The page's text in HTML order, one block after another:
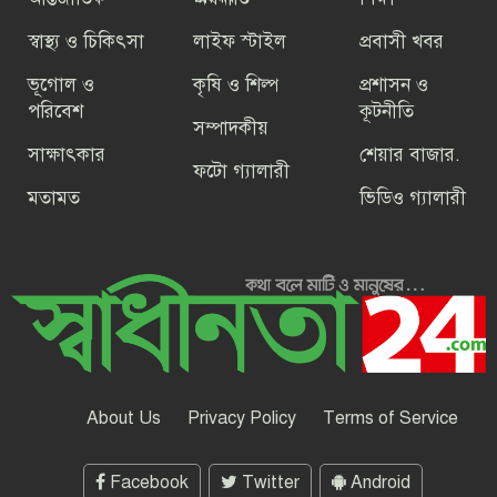
বিএনপি এবং ১১ টি অঙ্গ ও সহযোগী
সংগঠন অবৈধ
গণতন্ত্রকে প্রাতিষ্ঠানিক রূপ দিতে ঐক্য
ফিরে দেখা-৪ জুলাই২৪ : ,উত্তাল সব
বিশ্ববিদ্যালয়,সারাদেশে ছাত্র ধর্মঘটের ডাক
শিক্ষাঙ্গন, বিভিন্ন স্থানে সড়ক ও রেলপথ
অবরোধ
উইমেন’স এশিয়ান কাপের বাছাইয়ে উড়ন্ত
স্বাস্থ্য ও চিকিৎসা
ভূগোল ও
পরিবেশ
সাক্ষাৎকার
মতামত
লাইফ স্টাইল
কৃষি ও শিল্প
সম্পাদকীয়
ফটো গ্যালারী
প্রবাসী খবর
প্রশাসন ও
কূটনীতি
শেয়ার বাজার.
ভিডিও গ্যালারী
About Us Privacy Policy Terms of Service
Facebook Twitter Android